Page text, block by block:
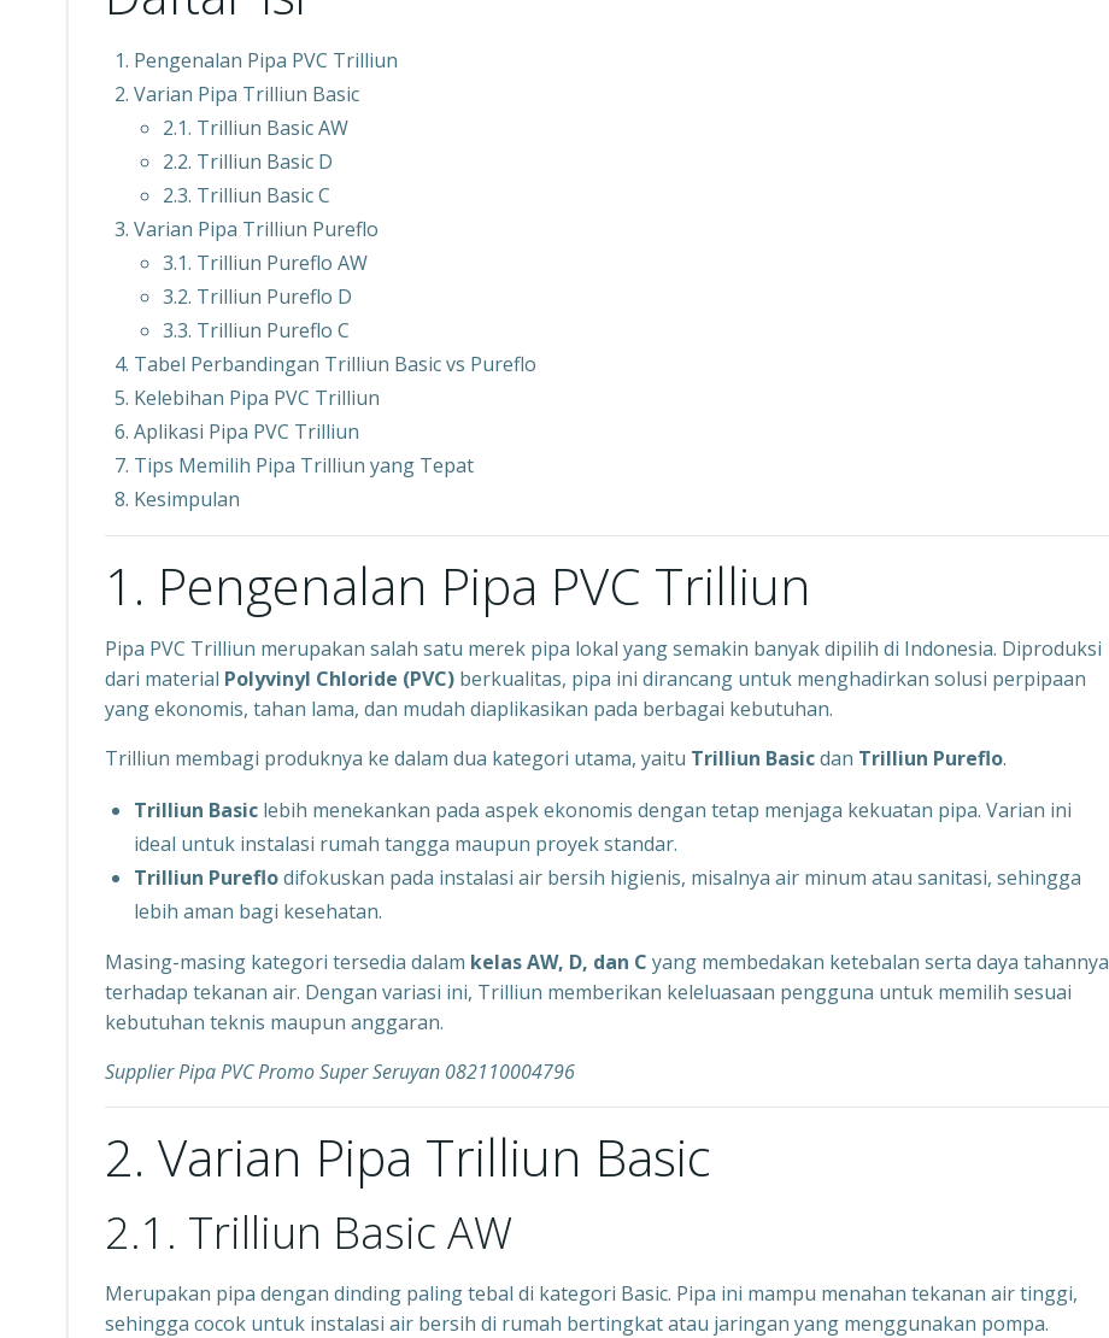
Pengenalan Pipa PVC Trilliun
Varian Pipa Trilliun Basic
2.1. Trilliun Basic AW
2.2. Trilliun Basic D
2.3. Trilliun Basic C
Varian Pipa Trilliun Pureflo
3.1. Trilliun Pureflo AW
3.2. Trilliun Pureflo D
3.3. Trilliun Pureflo C
Tabel Perbandingan Trilliun Basic vs Pureflo
Kelebihan Pipa PVC Trilliun
Aplikasi Pipa PVC Trilliun
Tips Memilih Pipa Trilliun yang Tepat
Kesimpulan
1. Pengenalan Pipa PVC Trilliun
Pipa PVC Trilliun merupakan salah satu merek pipa lokal yang semakin banyak dipilih di Indonesia. Diproduksi
dari material Polyvinyl Chloride (PVC) berkualitas, pipa ini dirancang untuk menghadirkan solusi perpipaan
yang ekonomis, tahan lama, dan mudah diaplikasikan pada berbagai kebutuhan.
Trilliun membagi produknya ke dalam dua kategori utama, yaitu Trilliun Basicdan Trilliun Pureflo.
Trilliun Basic lebih menekankan pada aspek ekonomis dengan tetap menjaga kekuatan pipa. Varian ini
ideal untuk instalasi rumah tangga maupun proyek standar.
Trilliun Pureflodifokuskan pada instalasi air bersih higienis, misalnya air minum atau sanitasi, sehingga
lebih aman bagi kesehatan.
Masing-masing kategori tersedia dalam kelas AW, D, dan C yang membedakan ketebalan serta daya tahannya
terhadap tekanan air. Dengan variasi ini, Trilliun memberikan keleluasaan pengguna untuk memilih sesuai
kebutuhan teknis maupun anggaran.
Supplier Pipa PVC Promo Super Seruyan 082110004796
2. Varian Pipa Trilliun Basic
2.1. Trilliun Basic AW
Merupakan pipa dengan dinding paling tebal di kategori Basic. Pipa ini mampu menahan tekanan air tinggi,
sehingga cocok untuk instalasi air bersih di rumah bertingkat atau jaringan yang menggunakan pompa.